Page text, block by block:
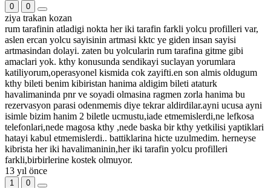
0 0
ziya trakan kozan
rum tarafinin atladigi nokta her iki tarafin farkli yolcu profilleri var,
aslen ercan yolcu sayisinin artmasi kktc ye giden insan sayisi
artmasindan dolayi. zaten bu yolcularin rum tarafina gitme gibi
amaclari yok. kthy konusunda sendikayi suclayan yorumlara
katiliyorum,operasyonel kismida cok zayifti.en son almis oldugum
kthy bileti benim kibiristan hanima aldigim bileti ataturk
havalimaninda pnr ve soyadi olmasina ragmen zorla hanima bu
rezervasyon parasi odenmemis diye tekrar aldirdilar.ayni ucusa ayni
isimle bizim hanim 2 biletle ucmustu,iade etmemislerdi,ne lefkosa
telefonlari,nede magosa kthy ,nede baska bir kthy yetkilisi yaptiklari
hatayi kabul etmemislerdi.. battiklarina hicte uzulmedim. herneyse
kibrista her iki havalimaninin,her iki tarafin yolcu profilleri
farkli,birbirlerine kostek olmuyor.
13 yıl önce
1 0